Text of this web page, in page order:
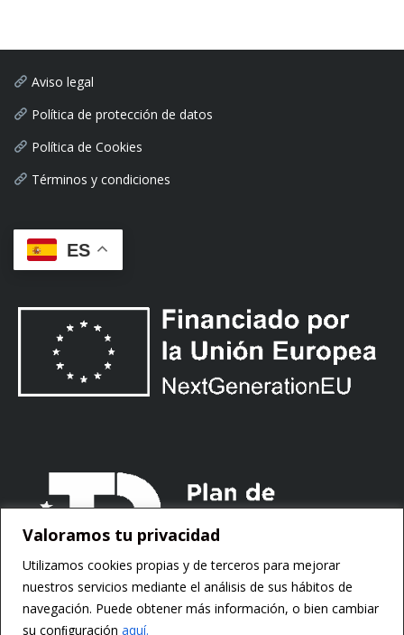
Valoramos tu privacidad
Utilizamos cookies propias y de terceros para mejorar
nuestros servicios mediante el análisis de sus hábitos de
navegación. Puede obtener más información, o bien cambiar
su conﬁguración aquí.
Aviso legal
Política de protección de datos
Política de Cookies
Términos y condiciones
ES